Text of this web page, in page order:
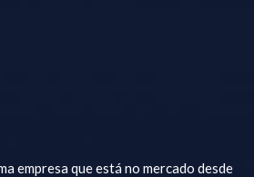
empresa que está no mercado desde